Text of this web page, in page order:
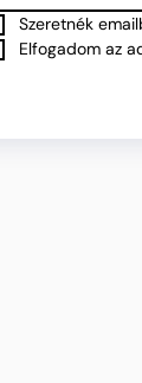
Szeretnék
Elfogadom az